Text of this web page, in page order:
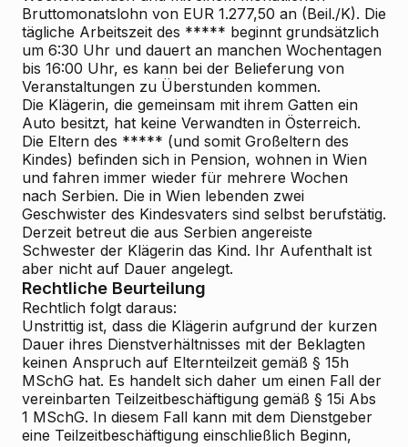
Bruttomonatslohn von EUR 1.277,50 an (Beil./K). Die
tägliche Arbeitszeit des ***** beginnt grundsätzlich
um 6:30 Uhr und dauert an manchen Wochentagen
bis 16:00 Uhr, es kann bei der Belieferung von
Veranstaltungen zu Überstunden kommen.
Die Klägerin, die gemeinsam mit ihrem Gatten ein
Auto besitzt, hat keine Verwandten in Österreich.
Die Eltern des ***** (und somit Großeltern des
Kindes) befinden sich in Pension, wohnen in Wien
und fahren immer wieder für mehrere Wochen
nach Serbien. Die in Wien lebenden zwei
Geschwister des Kindesvaters sind selbst berufstätig.
Derzeit betreut die aus Serbien angereiste
Schwester der Klägerin das Kind. Ihr Aufenthalt ist
aber nicht auf Dauer angelegt.
Rechtliche Beurteilung
Rechtlich folgt daraus:
Unstrittig ist, dass die Klägerin aufgrund der kurzen
Dauer ihres Dienstverhältnisses mit der Beklagten
keinen Anspruch auf Elternteilzeit gemäß § 15h
MSchG hat. Es handelt sich daher um einen Fall der
vereinbarten Teilzeitbeschäftigung gemäß § 15i Abs
1 MSchG. In diesem Fall kann mit dem Dienstgeber
eine Teilzeitbeschäftigung einschließlich Beginn,